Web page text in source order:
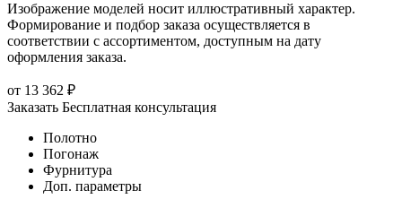
Изображение моделей носит иллюстративный характер.
Формирование и подбор заказа осуществляется в
соответствии с ассортиментом, доступным на дату
оформления заказа.
от 13 362 ₽
Заказать Бесплатная консультация
Полотно
Погонаж
Фурнитура
Доп. параметры